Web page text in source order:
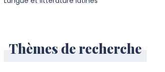
Thèmes de recherche